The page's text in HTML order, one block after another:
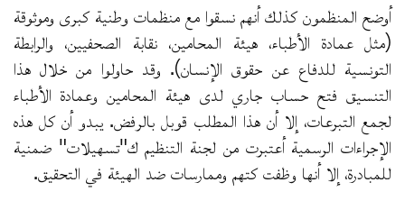
أوضح المنظمون كذلك أنهم نسقوا مع منظمات وطنية كبرى وموثوقة
(مثل عمادة الأطباء، هيئة المحامين، نقابة الصحفيين، والرابطة
التونسية للدفاع عن حقوق الإنسان). وقد حاولوا من خلال هذا
التنسيق فتح حساب جاري لدى هيئة المحامين وعمادة الأطباء
لجمع التبرعات، إلا أن هذا المطلب قوبل بالرفض. يبدو أن كل هذه
الإجراءات الرسمية أعتبرت من لجنة التنظيم ك"تسهيلات" ضمنية
للمبادرة، إلا أنها وظفت كتهم وممارسات ضد الهيئة في التحقيق.